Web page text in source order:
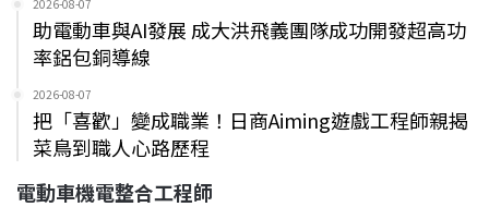
2026-08-07
助電動車與AI發展 成大洪飛義團隊成功開發超高功
率鋁包銅導線
2026-08-07
把「喜歡」變成職業！日商Aiming遊戲工程師親揭
菜鳥到職人心路歷程
電動車機電整合工程師